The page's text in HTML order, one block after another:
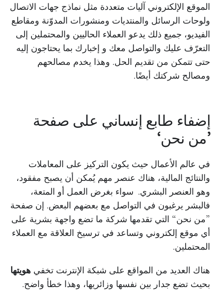
الموقع الإلكتروني آليات متعددة مثل نماذج جهات الاتصال
ولوحات الرسائل والمنتديات ومنشورات المدوّنة ومقاطع
الفيديو، جميع ذلك يدعو العملاء الحاليين والمحتملين إلى
التعرّف عليك والتواصل معك و إخبارك بما يحتاجون إليه
حتى تتمكن من تقديم الحل. وهذا يخدم مصالحهم
ومصالح شركتك أيضًا.
إضفاء طابع إنساني على صفحة
’من نحن‘
في عالم الأعمال حيث يكون التركيز على المعاملات
والنتائج المالية، هناك عنصر مهم يُمكن أن يصبح مفقود،
وهو العنصر البشري. سواء بغرض العمل أو المتعة،
فالبشر يرغبون في التواصل مع بعضهم البعض. إن صفحة
”من نحن“ التي تقدمها شركة ما تضع واجهة بشرية على
أي موقع إلكتروني وتساعد في ترسيخ العلاقة مع العملاء
المحتملين.
هناك العديد من المواقع على شبكة الإنترنت تخفي هويتها
بحيث تضع جدار بين نفسها وزائريها، وهذا خطأ واضح.